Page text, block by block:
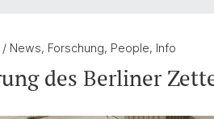
Schriftliche Arbeiten
Mobilität
/ News, Forschung, People, Info
des Berliner